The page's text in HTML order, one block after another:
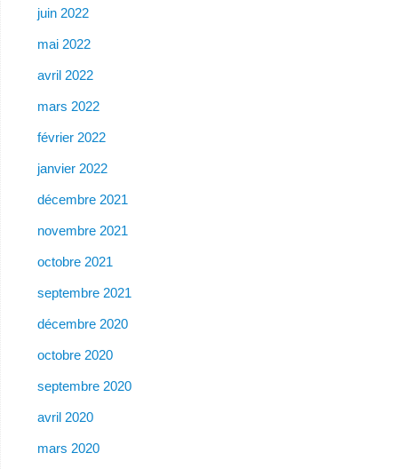
juin 2022
mai 2022
avril 2022
mars 2022
février 2022
janvier 2022
décembre 2021
novembre 2021
octobre 2021
septembre 2021
décembre 2020
octobre 2020
septembre 2020
avril 2020
mars 2020